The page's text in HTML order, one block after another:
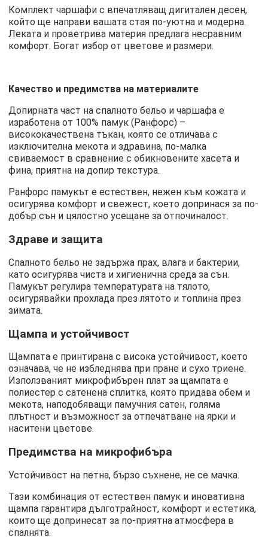
Комплект чаршафи с впечатляващ дигитален десен,
който ще направи вашата стая по-уютна и модерна.
Леката и проветрива материя предлага несравним
комфорт. Богат избор от цветове и размери.
Качество и предимства на материалите
Допирната част на спалното бельо и чаршафа е
изработена от 100% памук (Ранфорс) –
висококачествена тъкан, която се отличава с
изключителна мекота и здравина, по-малка
свиваемост в сравнение с обикновените хасета и
фина, приятна на допир текстура.
Ранфорс памукът е естествен, нежен към кожата и
осигурява комфорт и свежест, което допринася за по-
добър сън и цялостно усещане за отпочиналост.
Здраве и защита
Спалното бельо не задържа прах, влага и бактерии,
като осигурява чиста и хигиенична среда за сън.
Памукът регулира температурата на тялото,
осигурявайки прохлада през лятото и топлина през
зимата.
Щампа и устойчивост
Щампата е принтирана с висока устойчивост, което
означава, че не избледнява при пране и сухо триене.
Използваният микрофибърен плат за щампата е
полиестер с сатенена сплитка, която придава обем и
мекота, наподобяващи памучния сатен, голяма
плътност и възможност за отпечатване на ярки и
наситени цветове.
Предимства на микрофибъра
Устойчивост на петна, бързо съхнене, не се мачка.
Тази комбинация от естествен памук и иновативна
щампа гарантира дълготрайност, комфорт и естетика,
които ще допринесат за по-приятна атмосфера в
спалнята.